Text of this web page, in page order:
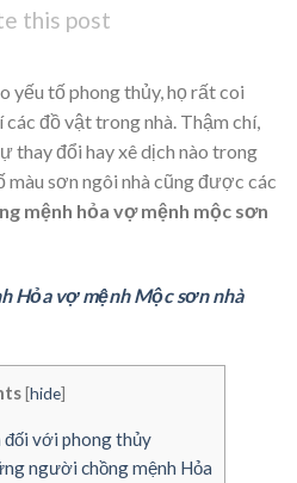
this post
tố phong thủy, họ rất coi
đồ vật trong nhà. Thậm chí,
thay đổi hay xê dịch nào trong
màu sơn ngôi nhà cũng được các
mệnh hỏa vợ mệnh mộc sơn
Hỏa vợ mệnh Mộc sơn nhà
[hide]
đối với phong thủy
người chồng mệnh Hỏa